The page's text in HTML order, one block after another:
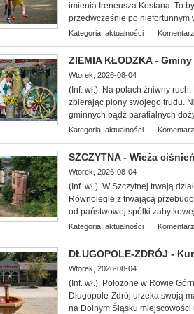
imienia Ireneusza Kostana. To
przedwcześnie po niefortunnym
Kategoria: aktualności
ZIEMIA KŁODZKA -
Wtorek, 2026-08-04
(Inf. wł.). Na polach żniwny ruch.
zbierając plony swojego trudu.
gminnych bądź parafialnych
Kategoria: aktualności
SZCZYTNA - Wieża
Wtorek, 2026-08-04
(Inf. wł.). W Szczytnej trwają
Równolegle z trwającą
od państwowej spółki
Kategoria: aktualności
DŁUGOPOLE-ZDRÓJ -
Wtorek, 2026-08-04
(Inf. wł.). Położone w Rowie
Długopole-Zdrój urzeka swoją
na Dolnym Śląsku